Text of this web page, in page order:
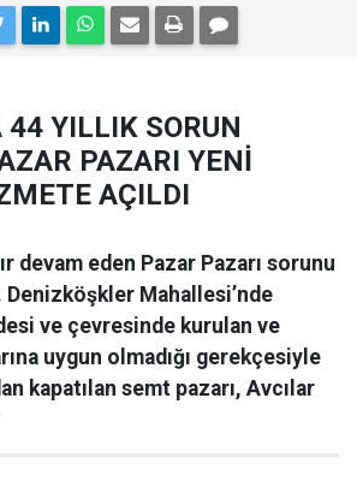
44 YILLIK SORUN
PAZARI YENİ
AÇILDI
devam eden Pazar Pazarı sorunu
Mahallesi’nde
ve çevresinde kurulan ve
uygun olmadığı gerekçesiyle
kapatılan semt pazarı, Avcılar